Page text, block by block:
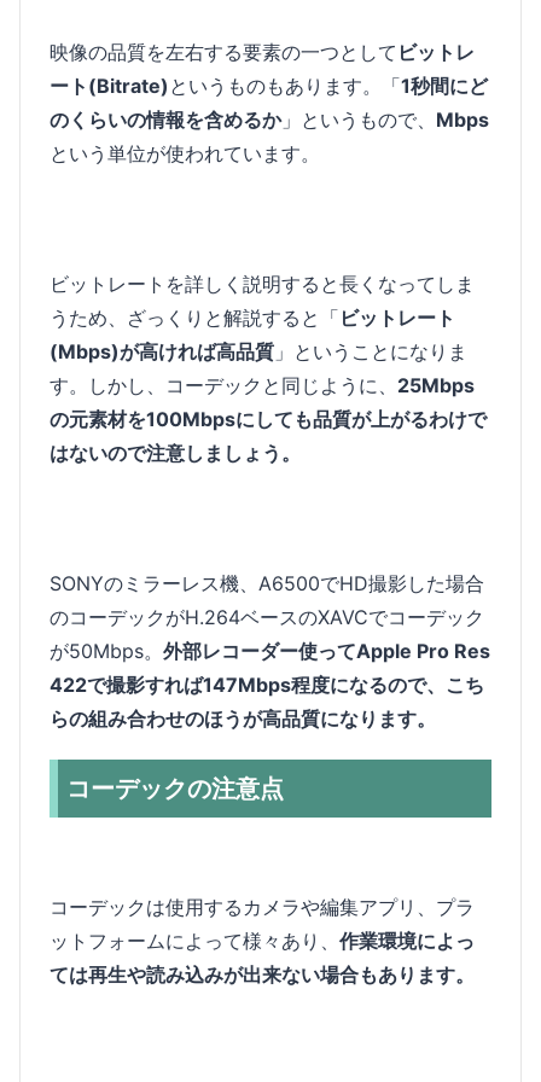
映像の品質を左右する要素の一つとして ビットレ
ート(Bitrate) というものもあります。「1秒間にど
のくらいの情報を含めるか」というもので、 Mbps
という単位が使われています。
ビットレートを詳しく説明すると長くなってしま
うため、ざっくりと解説すると「 ビットレート
(Mbps)が高ければ高品質 」ということになりま
す。しかし、コーデックと同じように、 25Mbps
の元素材を100Mbpsにしても品質が上がるわけで
はないので注意しましょう。
SONYのミラーレス機、A6500でHD撮影した場合
のコーデックがH.264ベースのXAVCでコーデック
が50Mbps。 外部レコーダー使ってApple Pro Res
422で撮影すれば147Mbps程度になるので、こち
らの組み合わせのほうが高品質になります。
コーデックの注意点
コーデックは使用するカメラや編集アプリ、プラ
ットフォームによって様々あり、 作業環境によっ
ては再生や読み込みが出来ない場合もあります。